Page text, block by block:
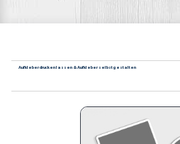
Aufkleber drucken lassen & Aufkleber selbst gestalten